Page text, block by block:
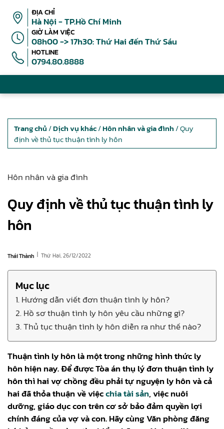
ĐỊA CHỈ
Hà Nội - TP.Hồ Chí Minh
GIỜ LÀM VIỆC
08h00 -> 17h30: Thứ Hai đến Thứ Sáu
HOTLINE
0794.80.8888
Trang chủ /Dịch vụ khác/Hôn nhân và gia đình / Quy
định về thủ tục thuận tình ly hôn
Hôn nhân và gia đình
Quy định về thủ tục thuận tình ly
hôn
Thái Thành | Thứ Hai, 26/12/2022
Mục lục
1. Hướng dẫn viết đơn thuận tình ly hôn?
2. Hồ sơ thuận tình ly hôn yêu cầu những gì?
3. Thủ tục thuận tình ly hôn diễn ra như thế nào?
Thuận tình ly hôn là một trong những hình thức ly
hôn hiện nay. Để được Tòa án thụ lý đơn thuận tình ly
hôn thì hai vợ chồng đều phải tự nguyện ly hôn và cả
hai đã thỏa thuận về việcchia tài sản, việc nuôi
dưỡng, giáo dục con trên cơ sở bảo đảm quyền lợi
chính đáng của vợ và con. Hãy cùng Văn phòng đăng